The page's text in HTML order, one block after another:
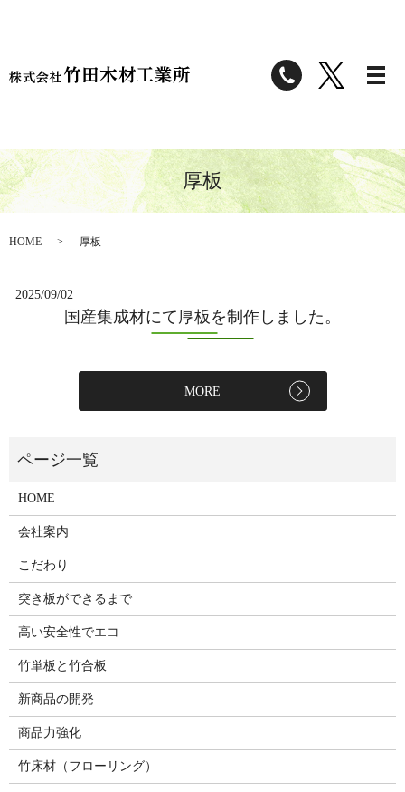
厚板
HOME 厚板
2025/09/02
国産集成材にて厚板を制作しました。
MORE
HOME
会社案内
こだわり
突き板ができるまで
高い安全性でエコ
竹単板と竹合板
新商品の開発
商品力強化
竹床材（フローリング）